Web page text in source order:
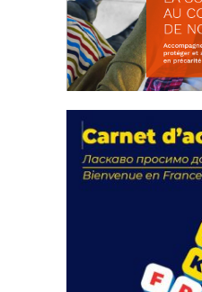
actions
18 septembre 2023
FEUILLETER